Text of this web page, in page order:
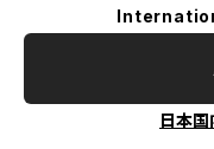
日本